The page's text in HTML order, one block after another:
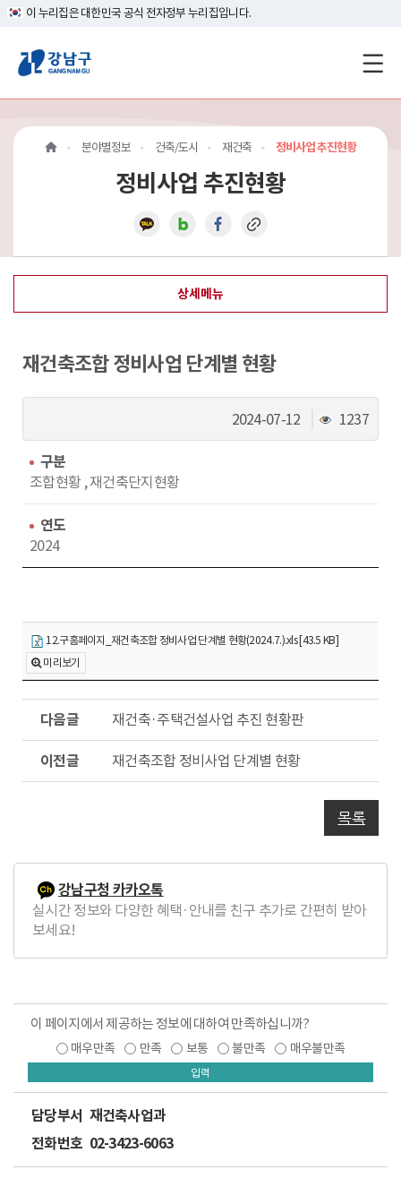
이 누리집은 대한민국 공식 전자정부 누리집입니다.
강
남
구
지
메
인
이
분야별정보 건축/도시 재건축 정비사업 추진현황
정비사업 추진현황
상세메뉴
재건축조합 정비사업 단계별 현황
2024-07-12
조
회
1237
구분
조합현황 , 재건축단지현황
연도
2024
12.구홈페이지_재건축조합 정비사업 단계별 현황(2024.7.).xls [43.5 KB]
미리보기
글
재건축·주택건설사업 추진 현황판
글
재건축조합 정비사업 단계별 현황
목록
강남구청 카카오톡
실시간 정보와 다양한 혜택·안내를 친구 추가로 간편히 받아
보세요!
이 페이지에서 제공하는 정보에 대하여 만족하십니까?
매우만족 만족 보통 불만족 매우불만족
입력
담당부서 재건축사업과
전화번호 02-3423-6063